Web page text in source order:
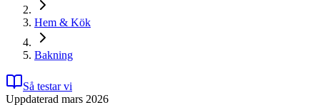
Hem & Kök
Bakning
Så testar vi
Uppdaterad mars 2026